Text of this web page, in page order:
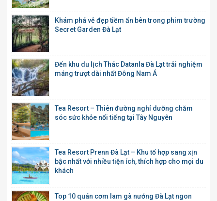
Khám phá vẻ đẹp tiềm ẩn bên trong phim trường
Secret Garden Đà Lạt
Đến khu du lịch Thác Datanla Đà Lạt trải nghiệm
máng trượt dài nhất Đông Nam Á
Tea Resort – Thiên đường nghỉ dưỡng chăm
sóc sức khỏe nổi tiếng tại Tây Nguyên
Tea Resort Prenn Đà Lạt – Khu tổ hợp sang xịn
bậc nhất với nhiều tiện ích, thích hợp cho mọi du
khách
Top 10 quán cơm lam gà nướng Đà Lạt ngon